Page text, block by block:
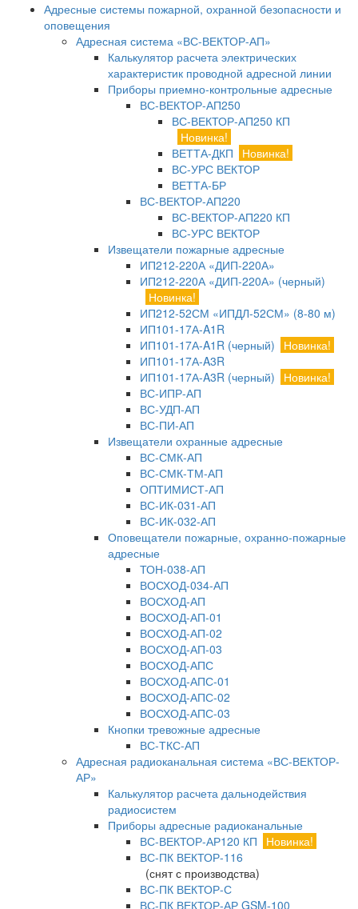
Адресные системы пожарной, охранной безопасности и
оповещения
Адресная система «ВС-ВЕКТОР-АП»
Калькулятор расчета электрических
характеристик проводной адресной линии
Приборы приемно-контрольные адресные
ВС-ВЕКТОР-АП250
ВС-ВЕКТОР-АП250 КП
Новинка!
ВЕТТА-ДКП
Новинка!
ВС-УРС ВЕКТОР
ВЕТТА-БР
ВС-ВЕКТОР-АП220
ВС-ВЕКТОР-АП220 КП
ВС-УРС ВЕКТОР
Извещатели пожарные адресные
ИП212-220А «ДИП-220А»
ИП212-220А «ДИП-220А» (черный)
Новинка!
ИП212-52СМ «ИПДЛ-52СМ» (8-80 м)
ИП101-17А-A1R
ИП101-17А-A1R (черный)
Новинка!
ИП101-17А-A3R
ИП101-17А-A3R (черный)
Новинка!
ВС-ИПР-АП
ВС-УДП-АП
ВС-ПИ-АП
Извещатели охранные адресные
ВС-СМК-АП
ВС-СМК-ТМ-АП
ОПТИМИСТ-АП
ВС-ИК-031-АП
ВС-ИК-032-АП
Оповещатели пожарные, охранно-пожарные
адресные
ТОН-038-АП
ВОСХОД-034-АП
ВОСХОД-АП
ВОСХОД-АП-01
ВОСХОД-АП-02
ВОСХОД-АП-03
ВОСХОД-АПС
ВОСХОД-АПС-01
ВОСХОД-АПС-02
ВОСХОД-АПС-03
Кнопки тревожные адресные
ВС-ТКС-АП
Адресная радиоканальная система «ВС-ВЕКТОР-
АР»
Калькулятор расчета дальнодействия
радиосистем
Приборы адресные радиоканальные
ВС-ВЕКТОР-АР120 КП
Новинка!
ВС-ПК ВЕКТОР-116
(снят с производства)
ВС-ПК ВЕКТОР-С
ВС-ПК ВЕКТОР-АР GSM-100